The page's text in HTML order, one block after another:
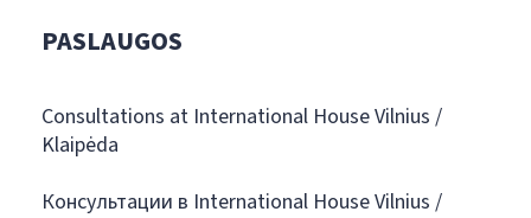
PASLAUGOS
Consultations at International House Vilnius /
Klaipėda
Консультации в International House Vilnius /